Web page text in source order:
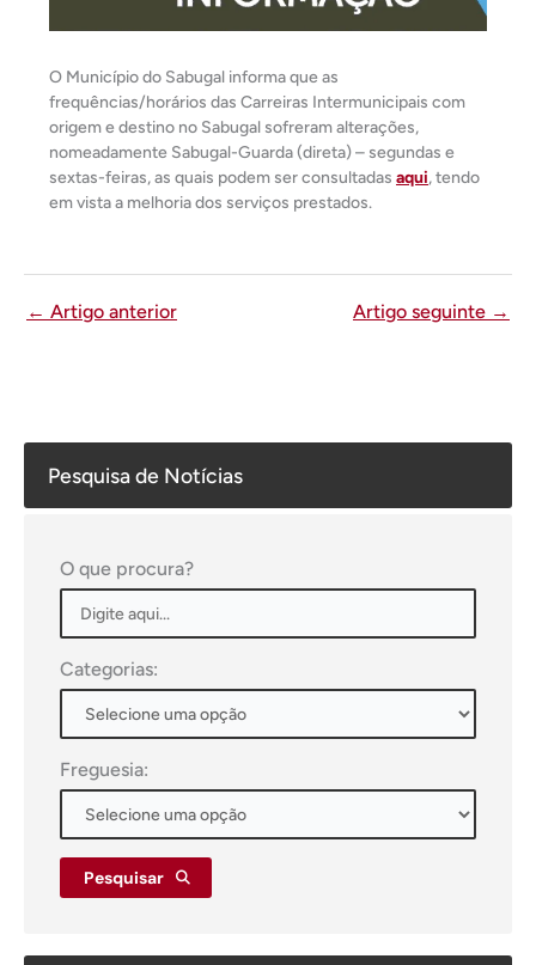
Pesquisa de Notícias
O que procura?
Categorias:
Freguesia:
Pesquisar
O Município do Sabugal informa que as
frequências/horários das Carreiras Intermunicipais com
origem e destino no Sabugal sofreram alterações,
nomeadamente Sabugal-Guarda (direta) – segundas e
sextas-feiras, as quais podem ser consultadas aqui, tendo
em vista a melhoria dos serviços prestados.
← Artigo anterior Artigo seguinte →